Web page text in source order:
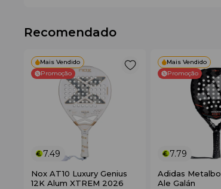
Recomendado
Mais Vendido
Promoção
7.49
Nox AT10 Luxury Genius
12K Alum XTREM 2026
Mais Vendido
Promoção
7.79
Adidas
Ale Galán